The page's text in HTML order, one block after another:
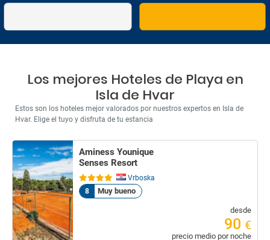
Los mejores Hoteles de Playa en
Isla de Hvar
Estos son los hoteles mejor valorados por nuestros expertos en Isla de
Hvar. Elige el tuyo y disfruta de tu estancia
Aminess Younique
Senses Resort
Vrboska
8
Muy bueno
desde
90 €
precio medio por noche